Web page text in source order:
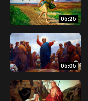
05:25
05:05